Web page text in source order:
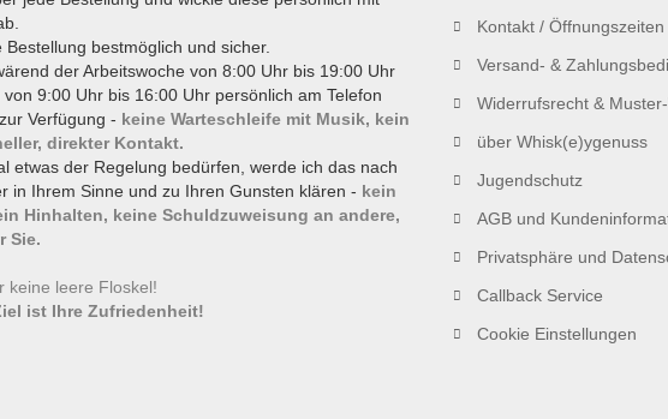
bestmöglich und sicher.
der Arbeitswoche von 8:00 Uhr bis 19:00 Uhr
9:00 Uhr bis 16:00 Uhr persönlich am Telefon
Verfügung - keine Warteschleife mit Musik, kein
direkter Kontakt.
etwas der Regelung bedürfen, werde ich das nach
in Ihrem Sinne und zu Ihren Gunsten klären - kein
Hinhalten, keine Schuldzuweisung an andere,
Sie.
keine leere Floskel!
ist Ihre Zufriedenheit!
Kontakt / Öffnungszeiten
Versand- &
Widerrufsrecht &
über Whisk(e)ygenuss
Jugendschutz
AGB und
Privatsphäre und
Callback Service
Cookie Einstellungen